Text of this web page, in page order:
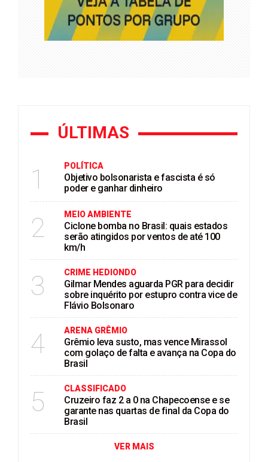
ÚLTIMAS
1 POLÍTICA
Objetivo bolsonarista e fascista é só
poder e ganhar dinheiro
2 MEIO AMBIENTE
Ciclone bomba no Brasil: quais estados
serão atingidos por ventos de até 100
km/h
3 CRIME HEDIONDO
Gilmar Mendes aguarda PGR para decidir
sobre inquérito por estupro contra vice de
Flávio Bolsonaro
4 ARENA GRÊMIO
Grêmio leva susto, mas vence Mirassol
com golaço de falta e avança na Copa do
Brasil
5 CLASSIFICADO
Cruzeiro faz 2 a 0 na Chapecoense e se
garante nas quartas de final da Copa do
Brasil
VER MAIS